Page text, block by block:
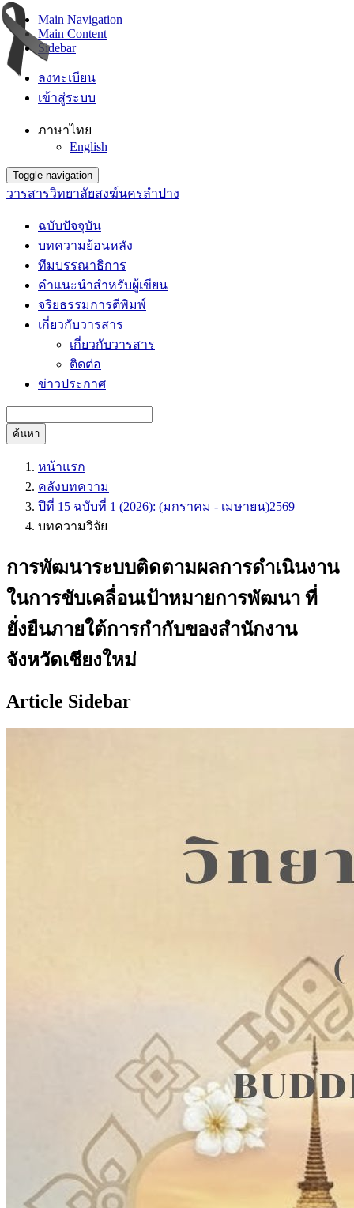
Main Navigation
Main Content
Sidebar
ลงทะเบียน
เข้าสู่ระบบ
ภาษาไทย
English
Toggle navigation
วารสารวิทยาลัยสงฆ์นครลำปาง
ฉบับปัจจุบัน
บทความย้อนหลัง
ทีมบรรณาธิการ
คำแนะนำสำหรับผู้เขียน
จริยธรรมการตีพิมพ์
เกี่ยวกับวารสาร
เกี่ยวกับวารสาร
ติดต่อ
ข่าวประกาศ
ค้นหา
หน้าแรก
คลังบทความ
ปีที่ 15 ฉบับที่ 1 (2026): (มกราคม - เมษายน)2569
บทความวิจัย
การพัฒนาระบบติดตามผลการดำเนินงาน
ในการขับเคลื่อนเป้าหมายการพัฒนา ที่
ยั่งยืนภายใต้การกำกับของสำนักงาน
จังหวัดเชียงใหม่
Article Sidebar